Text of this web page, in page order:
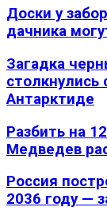
Доски у
дачника
Загадка
Антарктиде
Разбить на
Медведев
Россия
2036 году —